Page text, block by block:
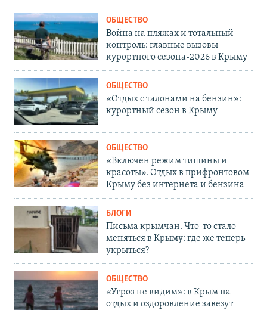
ОБЩЕСТВО
Война на пляжах и тотальный
контроль: главные вызовы
курортного сезона-2026 в Крыму
ОБЩЕСТВО
«Отдых с талонами на бензин»:
курортный сезон в Крыму
ОБЩЕСТВО
«Включен режим тишины и
красоты». Отдых в прифронтовом
Крыму без интернета и бензина
БЛОГИ
Письма крымчан. Что-то стало
меняться в Крыму: где же теперь
укрыться?
ОБЩЕСТВО
«Угроз не видим»: в Крым на
отдых и оздоровление завезут